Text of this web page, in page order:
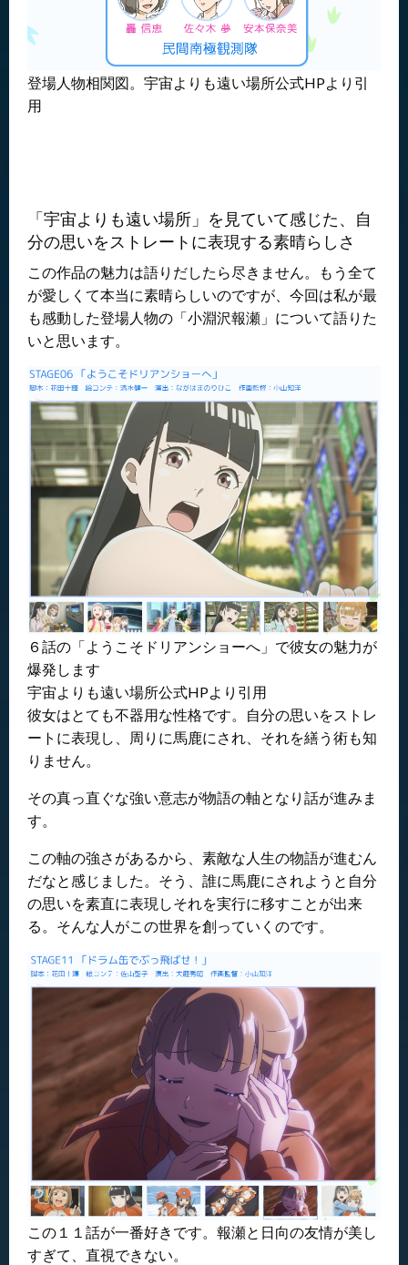
登場人物相関図。宇宙よりも遠い場所公式HPより引
用
「宇宙よりも遠い場所」を見ていて感じた、自
分の思いをストレートに表現する素晴らしさ
この作品の魅力は語りだしたら尽きません。もう全て
が愛しくて本当に素晴らしいのですが、今回は私が最
も感動した登場人物の「小淵沢報瀬」について語りた
いと思います。
６話の「ようこそドリアンショーへ」で彼女の魅力が
爆発します
宇宙よりも遠い場所公式HPより引用
彼女はとても不器用な性格です。自分の思いをストレ
ートに表現し、周りに馬鹿にされ、それを繕う術も知
りません。
その真っ直ぐな強い意志が物語の軸となり話が進みま
す。
この軸の強さがあるから、素敵な人生の物語が進むん
だなと感じました。そう、誰に馬鹿にされようと自分
の思いを素直に表現しそれを実行に移すことが出来
る。そんな人がこの世界を創っていくのです。
この１１話が一番好きです。報瀬と日向の友情が美し
すぎて、直視できない。